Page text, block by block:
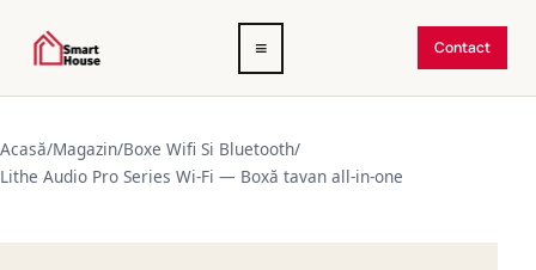
Deschide
meniul
≡ Contact
Acasă/Magazin/Boxe Wifi Si Bluetooth/
Lithe Audio Pro Series Wi-Fi — Boxă tavan all-in-one